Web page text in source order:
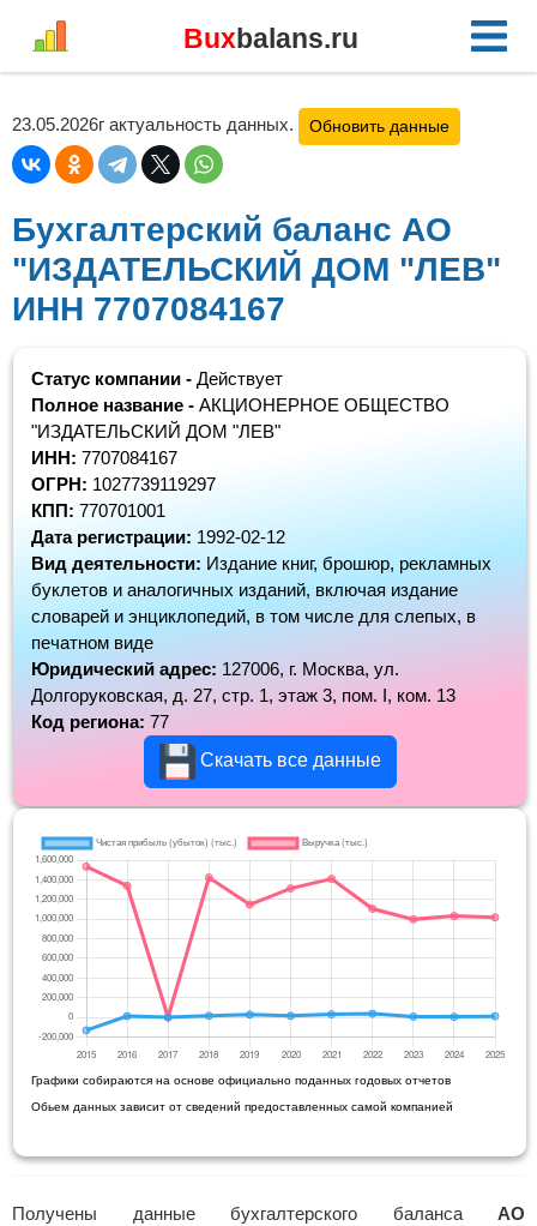
Buxbalans.ru
23.05.2026г актуальность данных. Обновить данные
Бухгалтерский баланс АО
"ИЗДАТЕЛЬСКИЙ ДОМ "ЛЕВ"
ИНН 7707084167
Статус компании - Действует
Полное название - АКЦИОНЕРНОЕ ОБЩЕСТВО
"ИЗДАТЕЛЬСКИЙ ДОМ "ЛЕВ"
ИНН: 7707084167
ОГРН: 1027739119297
КПП: 770701001
Дата регистрации: 1992-02-12
Вид деятельности: Издание книг, брошюр, рекламных
буклетов и аналогичных изданий, включая издание
словарей и энциклопедий, в том числе для слепых, в
печатном виде
Юридический адрес: 127006, г. Москва, ул.
Долгоруковская, д. 27, стр. 1, этаж 3, пом. I, ком. 13
Код региона: 77
Скачать все данные
Графики собираются на основе официально поданных годовых отчетов
Обьем данных зависит от сведений предоставленных самой компанией
Получены данные бухгалтерского баланса АО